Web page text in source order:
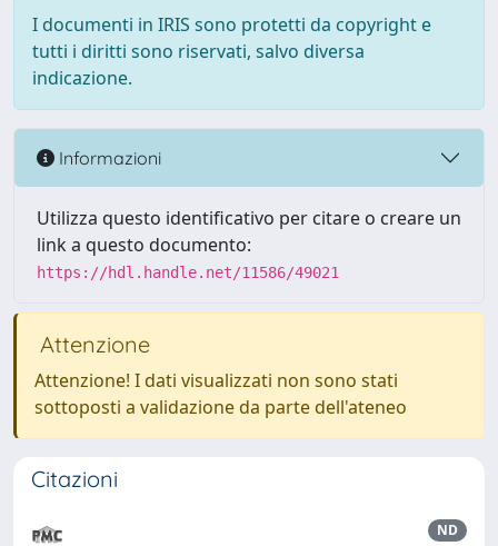
I documenti in IRIS sono protetti da copyright e
tutti i diritti sono riservati, salvo diversa
indicazione.
Informazioni
Utilizza questo identificativo per citare o creare un
link a questo documento:
https://hdl.handle.net/11586/49021
Attenzione
Attenzione! I dati visualizzati non sono stati
sottoposti a validazione da parte dell'ateneo
Citazioni
ND